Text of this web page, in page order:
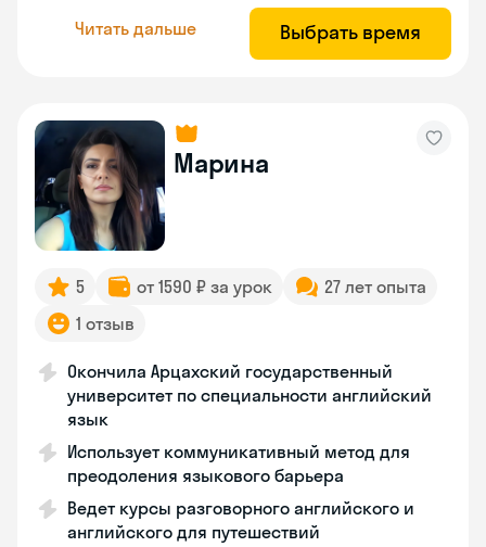
Читать дальше Выбрать время
Марина
5 от 1590 ₽ за урок
27 лет опыта
1 отзыв
Окончила Арцахский государственный
университет по специальности английский
язык
Использует коммуникативный метод для
преодоления языкового барьера
Ведет курсы разговорного английского и
английского для путешествий